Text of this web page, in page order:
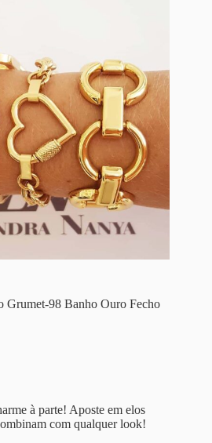
Grumet-98 Banho Ouro Fecho
à parte! Aposte em elos
com qualquer look!